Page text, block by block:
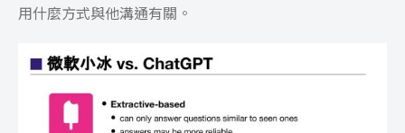
用什麼方式與他溝通有關。